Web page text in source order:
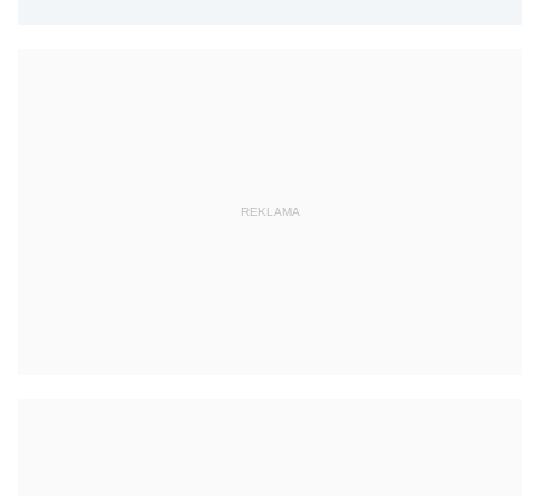
REKLAMA